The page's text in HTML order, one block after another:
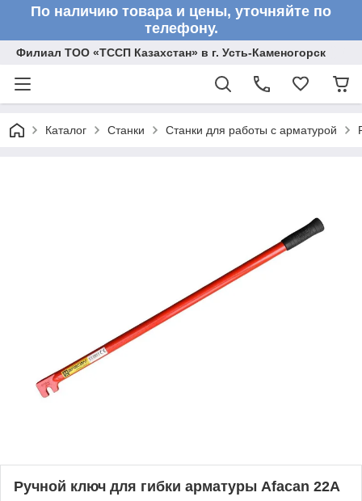
По наличию товара и цены, уточняйте по
телефону.
Филиал ТОО «ТССП Казахстан» в г. Усть-Каменогорск
Каталог Станки Станки для работы с арматурой
Ручной ключ для гибки арматуры Afacan 22А